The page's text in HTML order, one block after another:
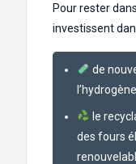
Pour rester
investissent
de
le
des fours